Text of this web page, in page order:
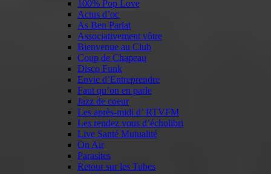
100% Pop Love
Actus d’oc
As Ben Parlat
Associativement vôtre
Bienvenue au Club
Coup de Chapeau
Disco Funk
Envie d’Entreprendre
Faut qu’on en parle
Jazz de coeur
Les après-midi d’ RTVFM
Les rendez vous d’écholibri
Live Santé Mutualité
On Air
Parasites
Retour sur les Tubes